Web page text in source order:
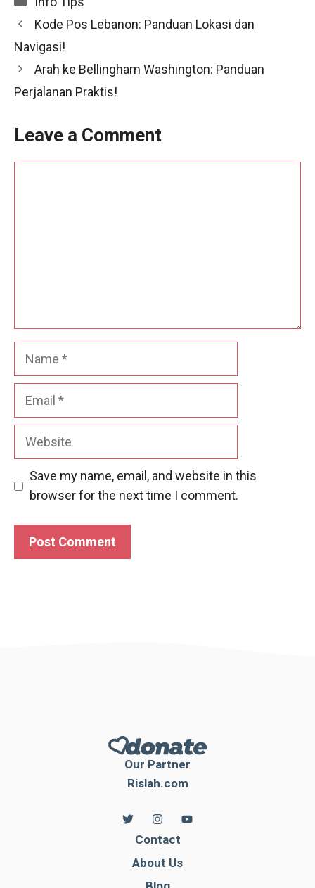
Kode Pos Lebanon: Panduan Lokasi dan
Navigasi!
Arah ke Bellingham Washington: Panduan
Perjalanan Praktis!
Leave a Comment
Website
Save my name, email, and website in this
browser for the next time I comment.
Our Partner
Rislah.com
Contact
About Us